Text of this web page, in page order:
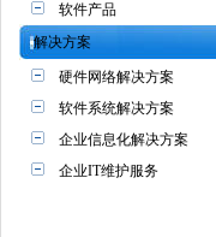
软件产品
解决方案
硬件网络解决方案
软件系统解决方案
企业信息化解决方案
企业IT维护服务